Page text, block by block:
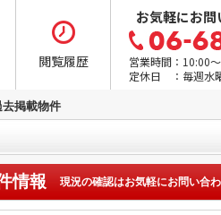
閲覧履歴
お気軽にお問
営業時間：10:00
定休日 ：毎週水
去掲載物件
情報 現況の確認はお気軽にお問い合わ